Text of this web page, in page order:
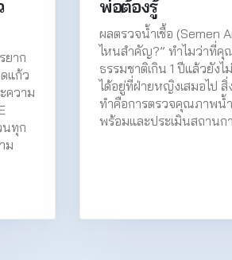
ยาก
แก้ว
ความ
นทุก
ม
พ่อต้องรู้
ผลตรวจน้ำเชื้อ (Semen
ไหนสำคัญ?” ทำไมว่าที่คุ
ธรรมชาติเกิน 1 ปีแล้วยัง
ได้อยู่ที่ฝ่ายหญิงเสมอไป
ทำคือการตรวจคุณภาพน้ำ
พร้อมและประเมินสถาน